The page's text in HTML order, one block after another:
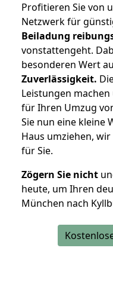
Profitieren Sie von
Netzwerk für
Beiladung
vonstattengeht.
besonderen Wert
Zuverlässigkeit.
Leistungen
für Ihren Umzug
Sie nun eine kleine
Haus umziehen,
für Sie.
Zögern Sie nicht
heute, um Ihren
München nach